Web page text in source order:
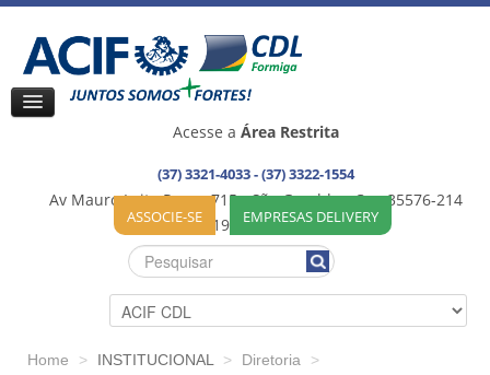
Acesse a Área Restrita
(37) 3321-4033 - (37) 3322-1554
Av Mauro Leite Praça, 715 - São Geraldo - Cep:35576-214
35576-192 / Formiga (MG)
ASSOCIE-SE EMPRESAS DELIVERY
Home > INSTITUCIONAL > Diretoria
>